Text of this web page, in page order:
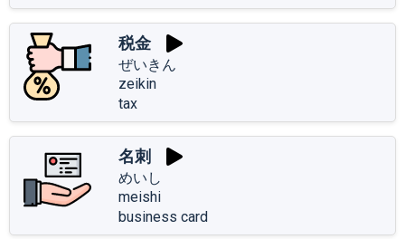
税金
ぜいきん
zeikin
tax
名刺
めいし
meishi
business card